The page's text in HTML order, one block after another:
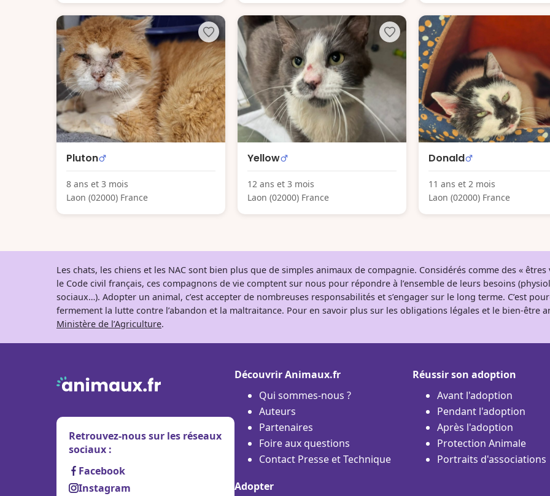
Pluton
8 ans et 3 mois
Laon (02000) France
Yellow
12 ans et 3 mois
Laon (02000) France
Donald
11 ans et 2 mois
Laon (02000) France
Les chats, les chiens et les NAC sont bien plus que de simples animaux de compagnie. Considérés comme des «
le Code civil français, ces compagnons de vie comptent sur nous pour répondre à l’ensemble de leurs besoins
sociaux…). Adopter un animal, c’est accepter de nombreuses responsabilités et s’engager sur le long terme. C’est
fermement la lutte contre l’abandon et la maltraitance. Pour en savoir plus sur les obligations légales et le bien-être
Ministère de l’Agriculture.
Retrouvez-nous sur les réseaux
sociaux :
Facebook
Instagram
Découvrir Animaux.fr
Qui sommes-nous ?
Auteurs
Partenaires
Foire aux questions
Contact Presse et Technique
Adopter
Réussir son adoption
Avant l'adoption
Pendant l'adoption
Après l'adoption
Protection Animale
Portraits d'associations